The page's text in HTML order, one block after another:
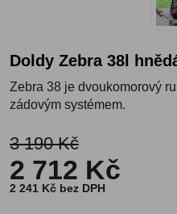
Doldy Zebra 38l
Zebra 38 je dvoukomorový
zádovým systémem.
3 190 Kč
2 712 Kč
2 241 Kč bez DPH